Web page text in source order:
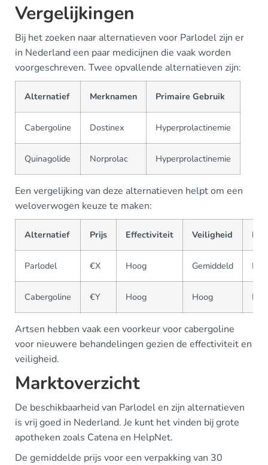
Vergelijkingen
Bij het zoeken naar alternatieven voor Parlodel zijn er
in Nederland een paar medicijnen die vaak worden
voorgeschreven. Twee opvallende alternatieven zijn:
Alternatief Merknamen Primaire Gebruik
Cabergoline Dostinex Hyperprolactinemie
Quinagolide Norprolac Hyperprolactinemie
Een vergelijking van deze alternatieven helpt om een
weloverwogen keuze te maken:
Alternatief Prijs Effectiviteit Veiligheid
Parlodel €X Hoog Gemiddeld
Cabergoline €Y Hoog Hoog
Artsen hebben vaak een voorkeur voor cabergoline
voor nieuwere behandelingen gezien de effectiviteit en
veiligheid.
Marktoverzicht
De beschikbaarheid van Parlodel en zijn alternatieven
is vrij goed in Nederland. Je kunt het vinden bij grote
apotheken zoals Catena en HelpNet.
De gemiddelde prijs voor een verpakking van 30